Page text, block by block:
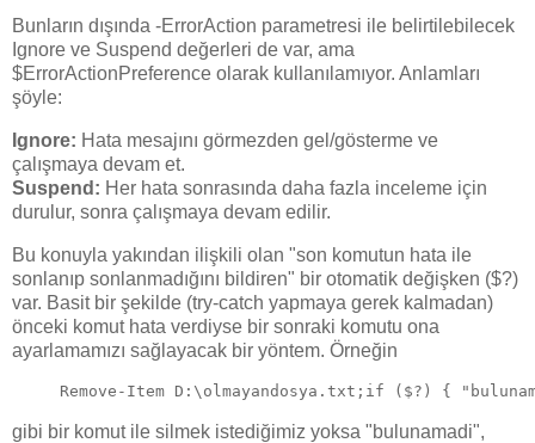
Bunların dışında -ErrorAction parametresi ile belirtilebilecek
Ignore ve Suspend değerleri de var, ama
$ErrorActionPreference olarak kullanılamıyor. Anlamları
şöyle:
Ignore: Hata mesajını görmezden gel/gösterme ve
çalışmaya devam et.
Suspend: Her hata sonrasında daha fazla inceleme için
durulur, sonra çalışmaya devam edilir.
Bu konuyla yakından ilişkili olan "son komutun hata ile
sonlanıp sonlanmadığını bildiren" bir otomatik değişken ($?)
var. Basit bir şekilde (try-catch yapmaya gerek kalmadan)
önceki komut hata verdiyse bir sonraki komutu ona
ayarlamamızı sağlayacak bir yöntem. Örneğin
Remove-Item D:\olmayandosya.txt;if ($?) {
gibi bir komut ile silmek istediğimiz yoksa "bulunamadi",